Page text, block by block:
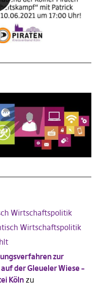
Wirtschaftspolitik
Wirtschaftspolitik
zur
der Gleueler Wiese –
Kölnzu